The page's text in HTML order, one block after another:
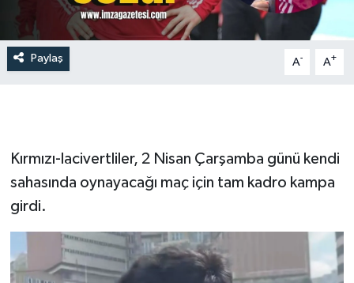
Paylaş A- A+
Kırmızı-lacivertliler, 2 Nisan Çarşamba günü kendi
sahasında oynayacağı maç için tam kadro kampa
girdi.